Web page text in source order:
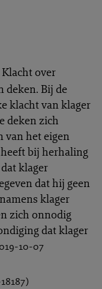
Klacht over
deken. Bij de
klacht van klager
deken zich
van het eigen
bij herhaling
klager
dat hij geen
klager
zich onnodig
dat klager
10-07